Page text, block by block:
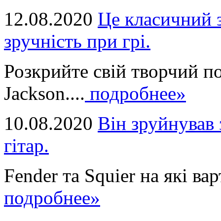
12.08.2020 Це класичний
зручність при грі.
Розкрийте свій творчий
Jackson.... подробнее»
10.08.2020 Він
гітар.
Fender та Squier на які
подробнее»